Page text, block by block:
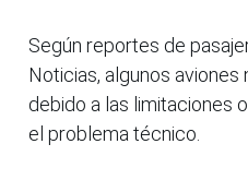
Según reportes de
Noticias, algunos
debido a las limitaciones
el problema técnico.